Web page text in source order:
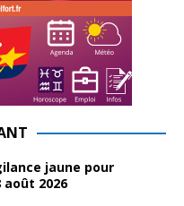
jaune pour
2026